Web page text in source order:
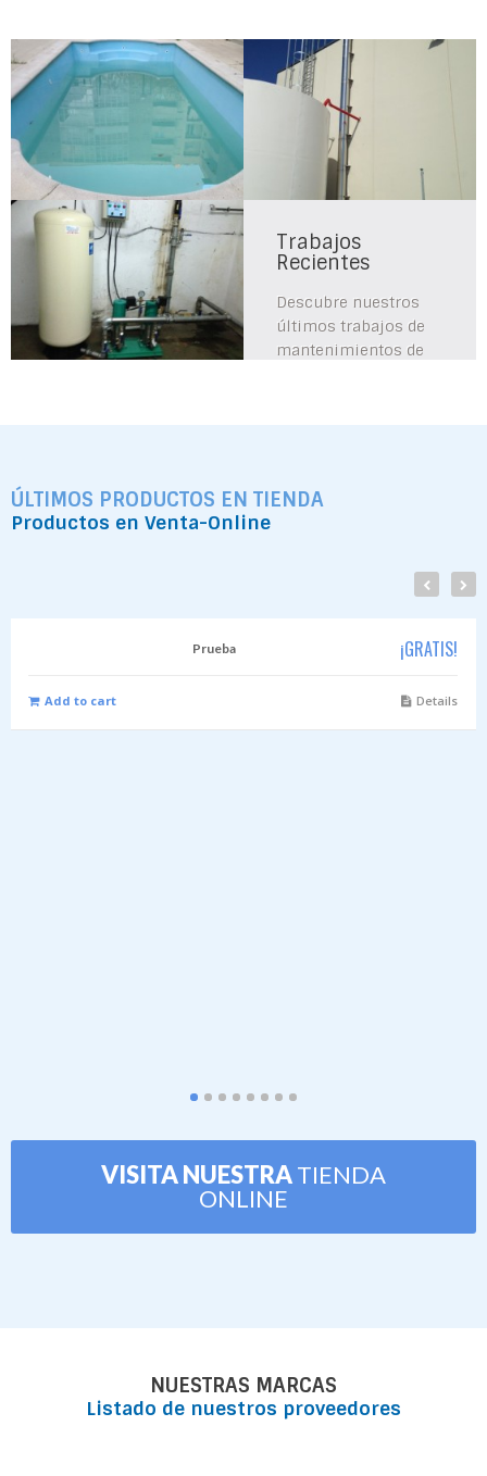
Trabajos
Recientes
Descubre nuestros
últimos trabajos de
mantenimientos de
ÚLTIMOS PRODUCTOS EN TIENDA
Productos en Venta-Online
¡GRATIS!
Prueba
Add to cart Details
VISITA NUESTRATIENDA
ONLINE
NUESTRAS MARCAS
Listado de nuestros proveedores